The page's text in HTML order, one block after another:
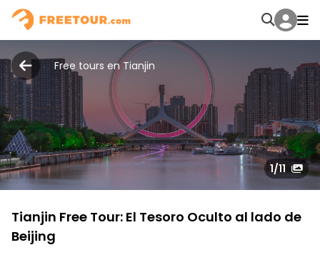
Free tours en Tianjin
1/11
Tianjin Free Tour: El Tesoro Oculto al lado de
Beijing